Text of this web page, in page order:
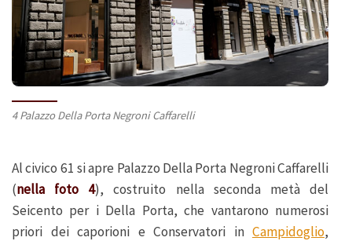
4 Palazzo Della Porta Negroni Caffarelli
Al civico 61 si apre Palazzo Della Porta Negroni Caffarelli
(nella foto 4), costruito nella seconda metà del
Seicento per i Della Porta, che vantarono numerosi
priori dei caporioni e Conservatori in Campidoglio,